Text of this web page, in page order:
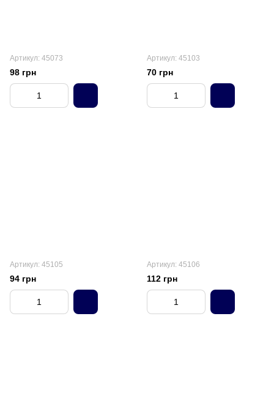
Артикул: 45073
98 грн
Артикул: 45103
70 грн
Артикул: 45105
94 грн
Артикул: 45106
112 грн